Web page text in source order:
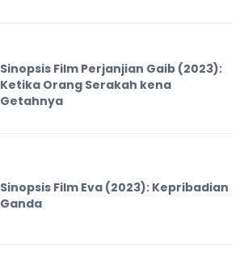
Sinopsis Film Perjanjian Gaib (2023):
Ketika Orang Serakah kena
Getahnya
Sinopsis Film Eva (2023): Kepribadian
Ganda